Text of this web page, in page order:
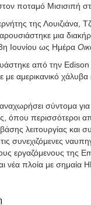
ποταμό Μισισιπή
της Λουιζιάνα,
μια
Ιουνίου ως Ημέρα
από την
αμερικανικό
σύντομα
όπου περισσότεροι
λειτουργίας και
συνεχιζόμενες
εργαζόμενους
νέα πλοία με